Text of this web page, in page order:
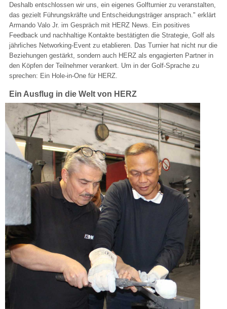
Deshalb entschlossen wir uns, ein eigenes Golfturnier zu veranstalten,
das gezielt Führungskräfte und Entscheidungsträger ansprach." erklärt
Armando Valo Jr. im Gespräch mit HERZ News. Ein positives
Feedback und nachhaltige Kontakte bestätigten die Strategie, Golf als
jährliches Networking-Event zu etablieren. Das Turnier hat nicht nur die
Beziehungen gestärkt, sondern auch HERZ als engagierten Partner in
den Köpfen der Teilnehmer verankert. Um in der Golf-Sprache zu
sprechen: Ein Hole-in-One für HERZ.
Ein Ausflug in die Welt von HERZ